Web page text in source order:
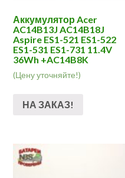
Аккумулятор Acer
AC14B13J AC14B18J
Aspire ES1-521 ES1-522
ES1-531 ES1-731 11.4V
36Wh +AC14B8K
(Цену уточняйте!)
НА ЗАКАЗ!